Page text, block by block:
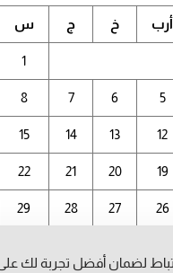
أرب خ ج س
1
5
6
7
8
12
13
14
15
19
20
21
22
26
27
28
29
لضمان أفضل تجربة لك